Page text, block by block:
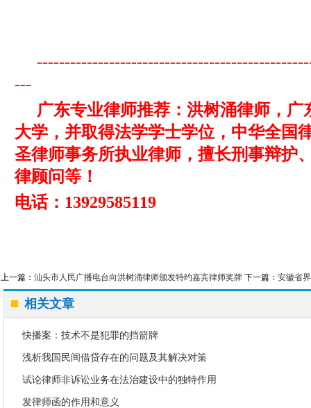
---
广东专业律师推荐：洪树涌律师， 广
大学，并取得法学学士学位，中华全国
圣律师事务所执业律师，擅长刑事辩护
律顾问等！
电话：13929585119
上一篇： 汕头市人民广播电台向洪树涌律师颁发特约嘉宾律师奖牌 下一篇： 安徽省
相关文章
快播案：技术不是犯罪的挡箭牌
浅析我国民间借贷存在的问题及其解决对策
试论律师非诉讼业务在法治建设中的独特作用
发律师函的作用和意义